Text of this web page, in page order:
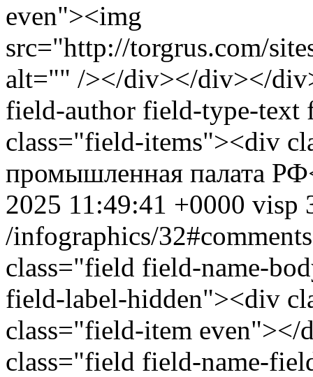
even"><img
src="http://torgrus.com/
alt="" /></div></div></
field-author field-type-
class="field-items"><div
промышленная палата
2025 11:49:41 +0000 visp
/infographics/32#comments
class="field field-name-
field-label-hidden"><div
class="field-item
class="field field-name-